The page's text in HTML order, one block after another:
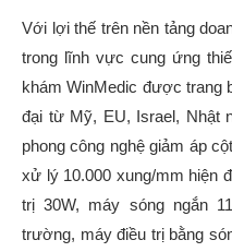
Với lợi thế trên nền tảng
trong lĩnh vực cung ứng
khám WinMedic được trang
đại từ Mỹ, EU, Israel, Nhật
phong công nghệ giảm áp
xử lý 10.000 xung/mm hiện
trị 30W, máy sóng ngắn
trường, máy điều trị bằng